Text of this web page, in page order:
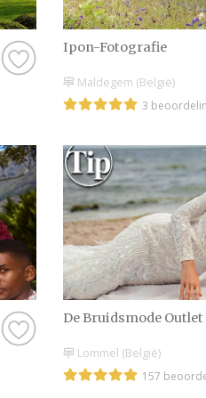
Ipon-Fotografie
Maldegem (België)
3
De Bruidsmode Outlet
Lommel (België)
157